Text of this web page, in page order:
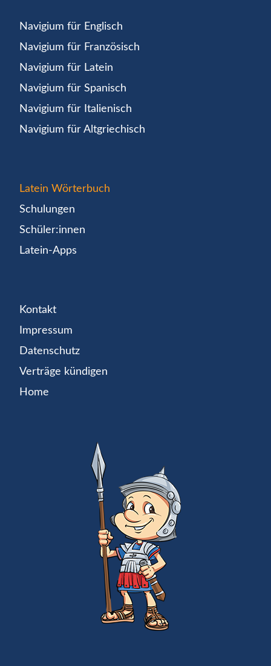
Navigium für Englisch
Navigium für Französisch
Navigium für Latein
Navigium für Spanisch
Navigium für Italienisch
Navigium für Altgriechisch
Latein Wörterbuch
Schulungen
Schüler:innen
Latein-Apps
Kontakt
Impressum
Datenschutz
Verträge kündigen
Home